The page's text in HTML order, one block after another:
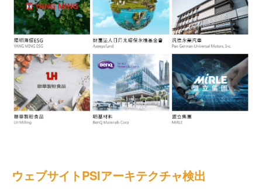
ウェブサイトPSIアーキテクチャ検出